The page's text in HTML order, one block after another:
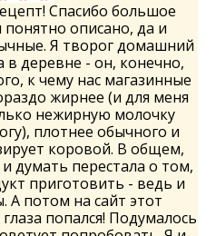
Спасибо большое
понятно описано, да и
Я творог домашний
деревне - он, конечно,
к чему нас магазинные
жирнее (и для меня
нежирную молочку
плотнее обычного и
коровой. В общем,
думать перестала о том,
приготовить - ведь и
А потом на сайт этот
попался! Подумалось